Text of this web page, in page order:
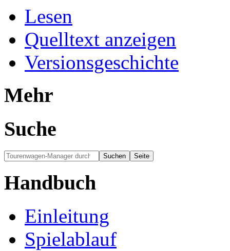
Lesen
Quelltext anzeigen
Versionsgeschichte
Mehr
Suche
Handbuch
Einleitung
Spielablauf